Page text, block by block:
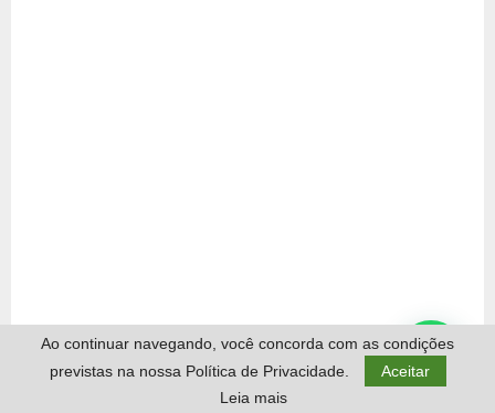
Ao continuar navegando, você concorda com as condições
previstas na nossa Política de Privacidade.
Aceitar
Leia mais